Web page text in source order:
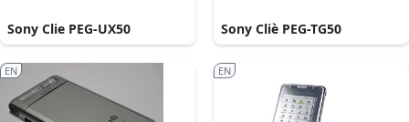
Sony Clie PEG-UX50 Sony Cliè PEG-TG50
EN EN